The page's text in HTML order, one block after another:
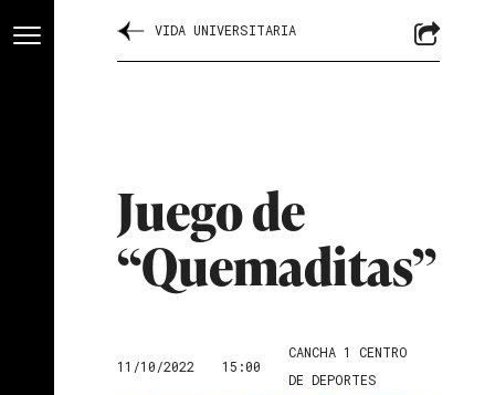
VIDA UNIVERSITARIA
Juego de
“Quemaditas”
11/10/2022 15:00
CANCHA 1 CENTRO
DE DEPORTES